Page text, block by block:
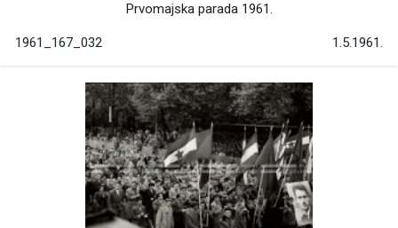
Prvomajska parada 1961.
1961_167_032 1.5.1961.